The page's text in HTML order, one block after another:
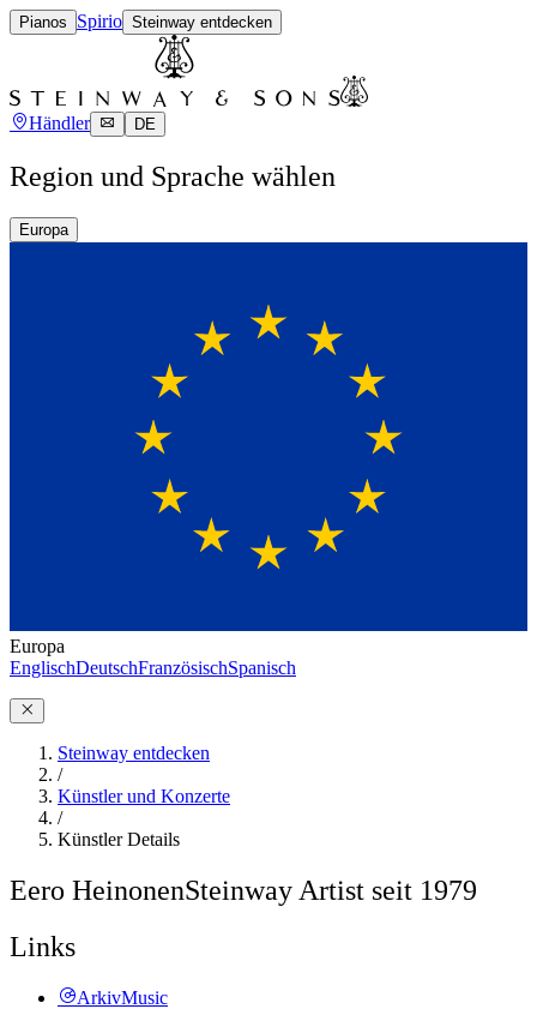
Pianos Spirio Steinway entdecken
Händler DE
Region und Sprache wählen
Europa
Europa
EnglischDeutschFranzösischSpanisch
Steinway entdecken
/
Künstler und Konzerte
/
Künstler Details
Eero HeinonenSteinway Artist seit 1979
Links
ArkivMusic